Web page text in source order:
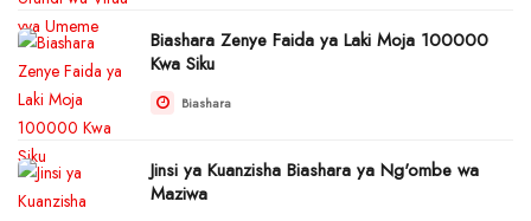
Biashara Zenye Faida ya Laki Moja 100000
Kwa Siku
Biashara
Jinsi ya Kuanzisha Biashara ya Ng'ombe wa
Maziwa